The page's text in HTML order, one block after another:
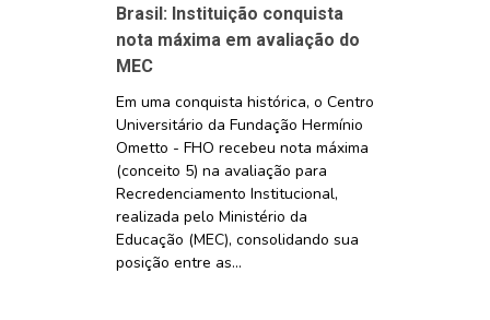
Brasil: Instituição conquista
nota máxima em avaliação do
MEC
Em uma conquista histórica, o Centro
Universitário da Fundação Hermínio
Ometto - FHO recebeu nota máxima
(conceito 5) na avaliação para
Recredenciamento Institucional,
realizada pelo Ministério da
Educação (MEC), consolidando sua
posição entre as...